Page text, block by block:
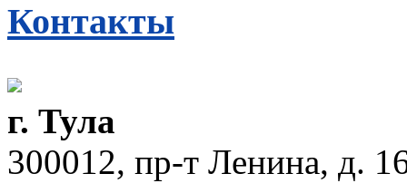
Контакты
г. Тула
300012, пр-т Ленина, д.